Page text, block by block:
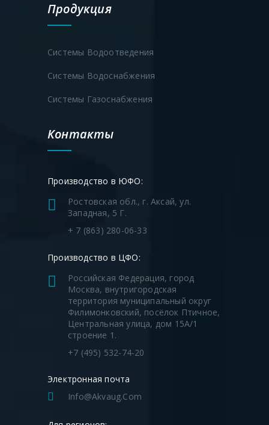
Продукция
Системы Водоотведения
Системы Водоснабжения
Системы Газоснабжения
Контакты
Производство в ЮФО:
Ростовская обл., г. Аксай, ул.
Западная, 5 Г.
+ 7 (863) 280-06-33
Производство в ЦФО:
Российская Федерация, город
Москва, внутригородская
территория муниципальный округ
Филимонковский, посёлок Птичное,
Центральная улица, дом 15А/1
строение 1.
+7 (495) 532-74-20
Электронная почта
Info@akvaug.com